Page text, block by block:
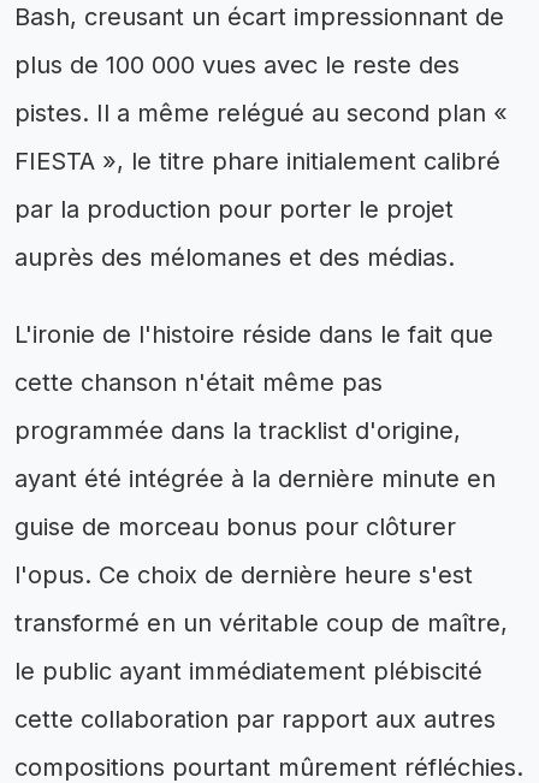
Bash, creusant un écart impressionnant de
plus de 100 000 vues avec le reste des
pistes. Il a même relégué au second plan «
FIESTA », le titre phare initialement calibré
par la production pour porter le projet
auprès des mélomanes et des médias.
L'ironie de l'histoire réside dans le fait que
cette chanson n'était même pas
programmée dans la tracklist d'origine,
ayant été intégrée à la dernière minute en
guise de morceau bonus pour clôturer
l'opus. Ce choix de dernière heure s'est
transformé en un véritable coup de maître,
le public ayant immédiatement plébiscité
cette collaboration par rapport aux autres
compositions pourtant mûrement réfléchies.